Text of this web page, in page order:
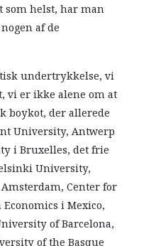
som helst, har man
af de
undertrykkelse, vi
vi er ikke alene om at
boykot, der allerede
University, Antwerp
i Bruxelles, det frie
University,
Center for
i Mexico,
of Barcelona,
of the Basque